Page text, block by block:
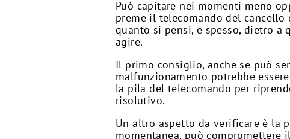
Può capitare nei momenti meno
preme il telecomando del
quanto si pensi, e spesso, dietro
agire.
Il primo consiglio, anche se può
malfunzionamento potrebbe
la pila del telecomando per
risolutivo.
Un altro aspetto da verificare è la
momentanea, può